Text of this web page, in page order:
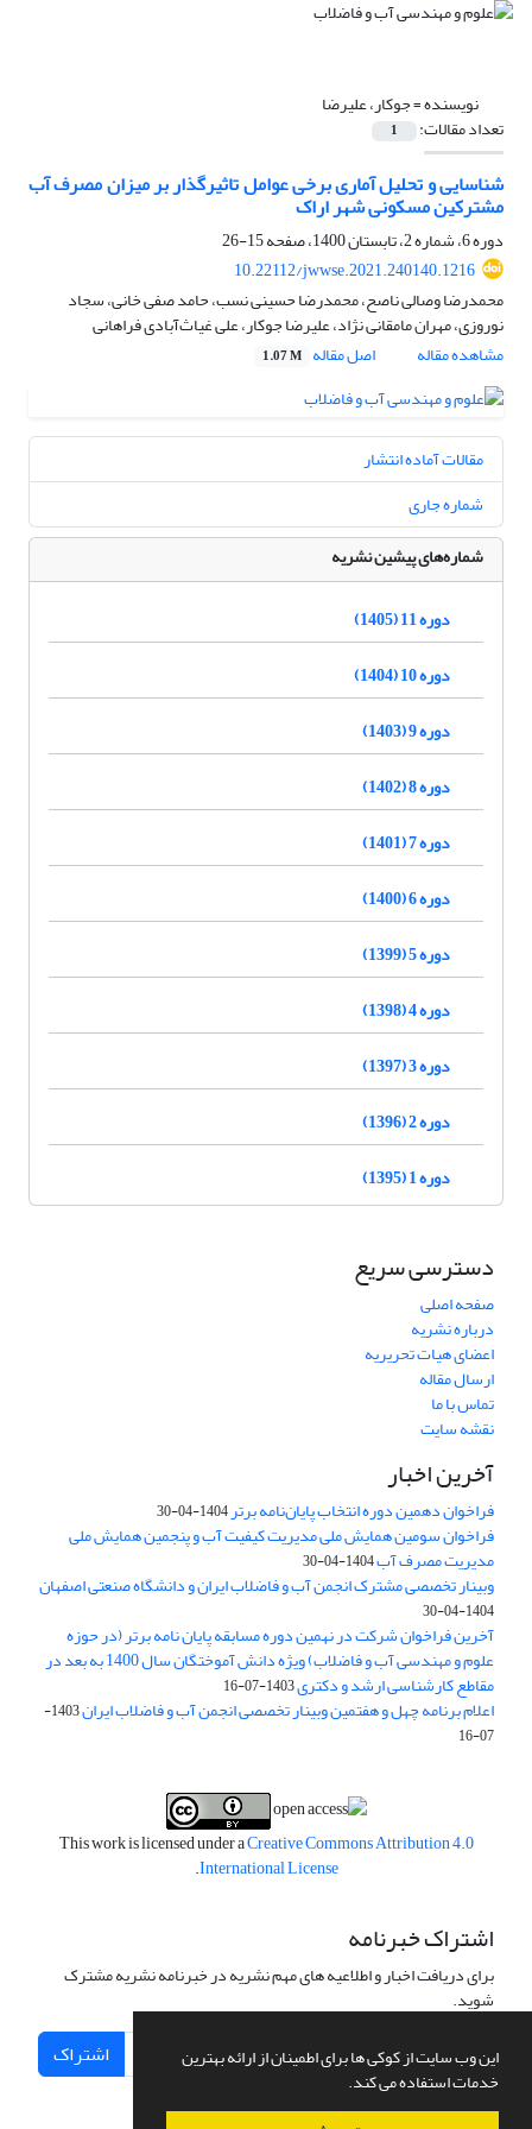
این وب سایت از کوکی ها برای اطمینان از ارائه بهترین
خدمات استفاده می کند.
نویسنده =جوکار، علیرضا
تعداد مقالات: 1
شناسایی و تحلیل آماری برخی عوامل تاثیرگذار بر میزان مصرف آب
مشترکین مسکونی شهر اراک
دوره 6، شماره 2، تابستان 1400، صفحه
15-26
10.22112/jwwse.2021.240140.1216
محمدرضا وصالی ناصح، محمدرضا حسینی نسب، حامد صفی خانی، سجاد
نوروزی، مهران مامقانی نژاد، علیرضا جوکار، علی غیاث‌آبادی فراهانی
مشاهده مقاله
اصل مقاله 1.07 M
مقالات آماده انتشار
شماره جاری
شماره‌های پیشین نشریه
دوره 11 (1405)
دوره 10 (1404)
دوره 9 (1403)
دوره 8 (1402)
دوره 7 (1401)
دوره 6 (1400)
دوره 5 (1399)
دوره 4 (1398)
دوره 3 (1397)
دوره 2 (1396)
دوره 1 (1395)
دسترسی سریع
صفحه اصلی
درباره نشریه
اعضای هیات تحریریه
ارسال مقاله
تماس با ما
نقشه سایت
آخرین اخبار
فراخوان دهمین دوره انتخاب پایان‌نامه برتر1404-04-30
فراخوان سومین همایش ملی مدیریت کیفیت آب و پنجمین همایش ملی
مدیریت مصرف آب1404-04-30
وبینار تخصصی مشترک انجمن آب و فاضلاب ایران و دانشگاه صنعتی اصفهان
1404-04-30
آخرین فراخوان شرکت در نهمین دوره مسابقه پایان نامه برتر (در حوزه
علوم و مهندسی آب و فاضلاب) ویژه دانش آموختگان سال 1400 به بعد در
مقاطع کارشناسی ارشد و دکتری1403-07-16
اعلام برنامه چهل و هفتمین وبینار تخصصی انجمن آب و فاضلاب ایران
1403-
07-16
This work is licensed under aCreative Commons Attribution 4.0
International License
.
اشتراک خبرنامه
برای دریافت اخبار و اطلاعیه های مهم نشریه در خبرنامه نشریه مشترک
شوید.
اشتراک